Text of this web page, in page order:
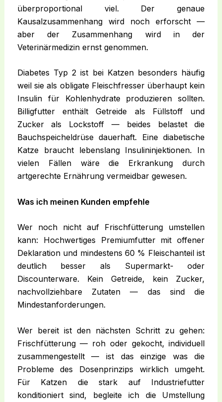
überproportional viel. Der genaue
Kausalzusammenhang wird noch erforscht —
aber der Zusammenhang wird in der
Veterinärmedizin ernst genommen.
Diabetes Typ 2 ist bei Katzen besonders häufig
weil sie als obligate Fleischfresser überhaupt kein
Insulin für Kohlenhydrate produzieren sollten.
Billigfutter enthält Getreide als Füllstoff und
Zucker als Lockstoff — beides belastet die
Bauchspeicheldrüse dauerhaft. Eine diabetische
Katze braucht lebenslang Insulininjektionen. In
vielen Fällen wäre die Erkrankung durch
artgerechte Ernährung vermeidbar gewesen.
Was ich meinen Kunden empfehle
Wer noch nicht auf Frischfütterung umstellen
kann: Hochwertiges Premiumfutter mit offener
Deklaration und mindestens 60 % Fleischanteil ist
deutlich besser als Supermarkt- oder
Discounterware. Kein Getreide, kein Zucker,
nachvollziehbare Zutaten — das sind die
Mindestanforderungen.
Wer bereit ist den nächsten Schritt zu gehen:
Frischfütterung — roh oder gekocht, individuell
zusammengestellt — ist das einzige was die
Probleme des Dosenprinzips wirklich umgeht.
Für Katzen die stark auf Industriefutter
konditioniert sind, begleite ich die Umstellung